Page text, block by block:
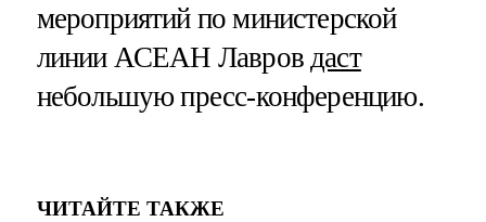
мероприятий по министерской
линии АСЕАН Лавров даст
небольшую пресс-конференцию.
ЧИТАЙТЕ ТАКЖЕ